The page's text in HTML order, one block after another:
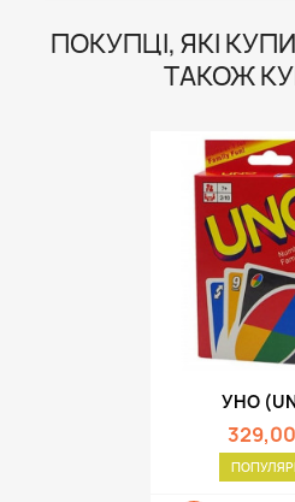
ПОКУПЦІ, ЯКІ
ТАКОЖ
УНО